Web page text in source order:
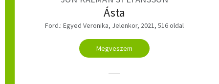
Ásta
Ford.: Egyed Veronika, Jelenkor, 2021, 516 oldal
Megveszem